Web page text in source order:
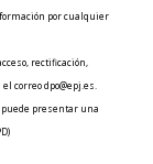
por cualquier
rectificación,
correo dpo@epj.es.
puede presentar una